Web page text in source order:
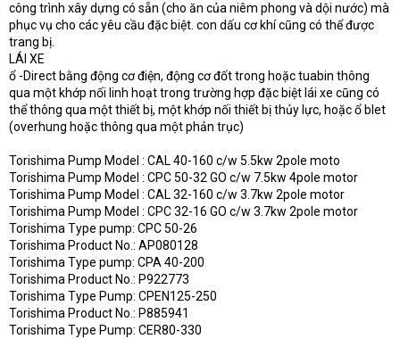
công trình xây dựng có sẵn (cho ăn của niêm phong và dội nước) mà
phục vụ cho các yêu cầu đặc biệt. con dấu cơ khí cũng có thể được
trang bị.
LÁI XE
ổ -Direct bằng động cơ điện, động cơ đốt trong hoặc tuabin thông
qua một khớp nối linh hoạt trong trường hợp đặc biệt lái xe cũng có
thể thông qua một thiết bị, một khớp nối thiết bị thủy lực, hoặc ổ blet
(overhung hoặc thông qua một phản trục)
Torishima Pump Model : CAL 40-160 c/w 5.5kw 2pole moto
Torishima Pump Model : CPC 50-32 GO c/w 7.5kw 4pole motor
Torishima Pump Model : CAL 32-160 c/w 3.7kw 2pole motor
Torishima Pump Model : CPC 32-16 GO c/w 3.7kw 2pole motor
Torishima Type pump: CPC 50-26
Torishima Product No.: AP080128
Torishima Type pump: CPA 40-200
Torishima Product No.: P922773
Torishima Type Pump: CPEN125-250
Torishima Product No.: P885941
Torishima Type Pump: CER80-330